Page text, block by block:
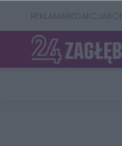
REKLAMAREDAKCJA